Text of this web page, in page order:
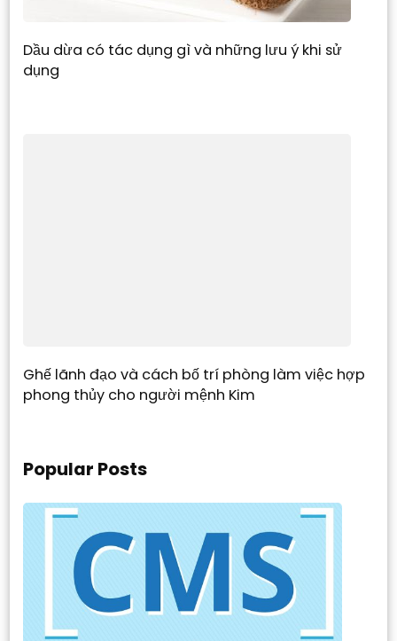
Dầu dừa có tác dụng gì và những lưu ý khi sử
dụng
Ghế lãnh đạo và cách bố trí phòng làm việc hợp
phong thủy cho người mệnh Kim
Popular Posts